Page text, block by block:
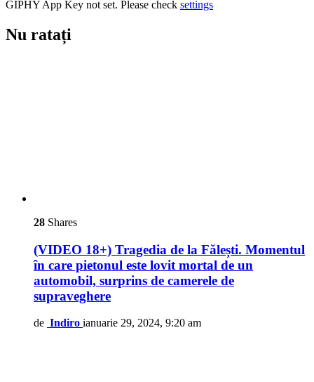
GIPHY App Key not set. Please check settings
Nu ratați
28 Shares
(VIDEO 18+) Tragedia de la Fălești. Momentul
în care pietonul este lovit mortal de un
automobil, surprins de camerele de
supraveghere
de Indiro ianuarie 29, 2024, 9:20 am